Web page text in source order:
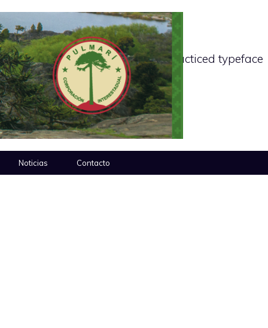
Noticias Contacto
Font: Muli Vernon Adams practiced typeface